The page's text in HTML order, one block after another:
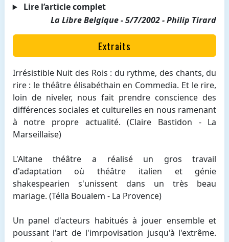
Lire l’article complet
La Libre Belgique - 5/7/2002 - Philip Tirard
Extraits
Irrésistible Nuit des Rois : du rythme, des chants, du
rire : le théâtre élisabéthain en Commedia. Et le rire,
loin de niveler, nous fait prendre conscience des
différences sociales et culturelles en nous ramenant
à notre propre actualité. (Claire Bastidon - La
Marseillaise)
L'Altane théâtre a réalisé un gros travail
d'adaptation où théâtre italien et génie
shakespearien s'unissent dans un très beau
mariage. (Télla Boualem - La Provence)
Un panel d'acteurs habitués à jouer ensemble et
poussant l'art de l'imrpovisation jusqu'à l'extrême.